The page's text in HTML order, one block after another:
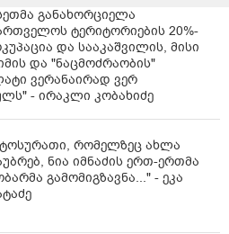
განახორციელა
ტერიტორიების 20%-
და სააკაშვილის, მისი
და "ნაცმოძრაობის"
ვერანაირად ვერ
- ირაკლი კობახიძე
რომელზეც ახლა
ნია იმნაძის ერთ-ერთმა
გამომიგზავნა..." - ეკა